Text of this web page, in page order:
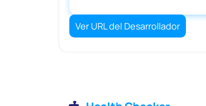
Ver URL del Desarrollador